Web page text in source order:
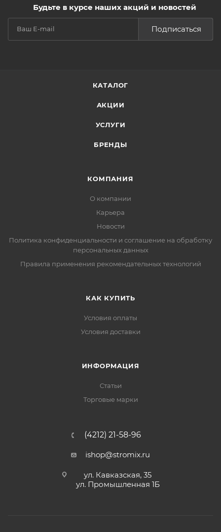
Будьте в курсе наших акций и новостей
Подписаться
КАТАЛОГ
АКЦИИ
УСЛУГИ
БРЕНДЫ
КОМПАНИЯ
О компании
Карьера
Новости
Политика конфиденциальности и соглашение на обработку
персональных данных
Правила применения рекомендательных технологий
КАК КУПИТЬ
Условия оплаты
Условия доставки
ИНФОРМАЦИЯ
Статьи
Торговые марки
(4212) 21-58-96
ishop@stromix.ru
ул. Кавказская, 35
ул. Промышленная 1Б